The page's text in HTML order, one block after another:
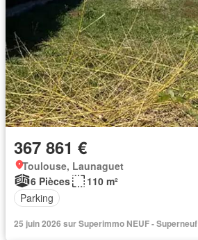
367 861 €
Toulouse, Launaguet
6 Pièces
110 m²
Parking
25 juin 2026 sur Superimmo NEUF - Superneuf